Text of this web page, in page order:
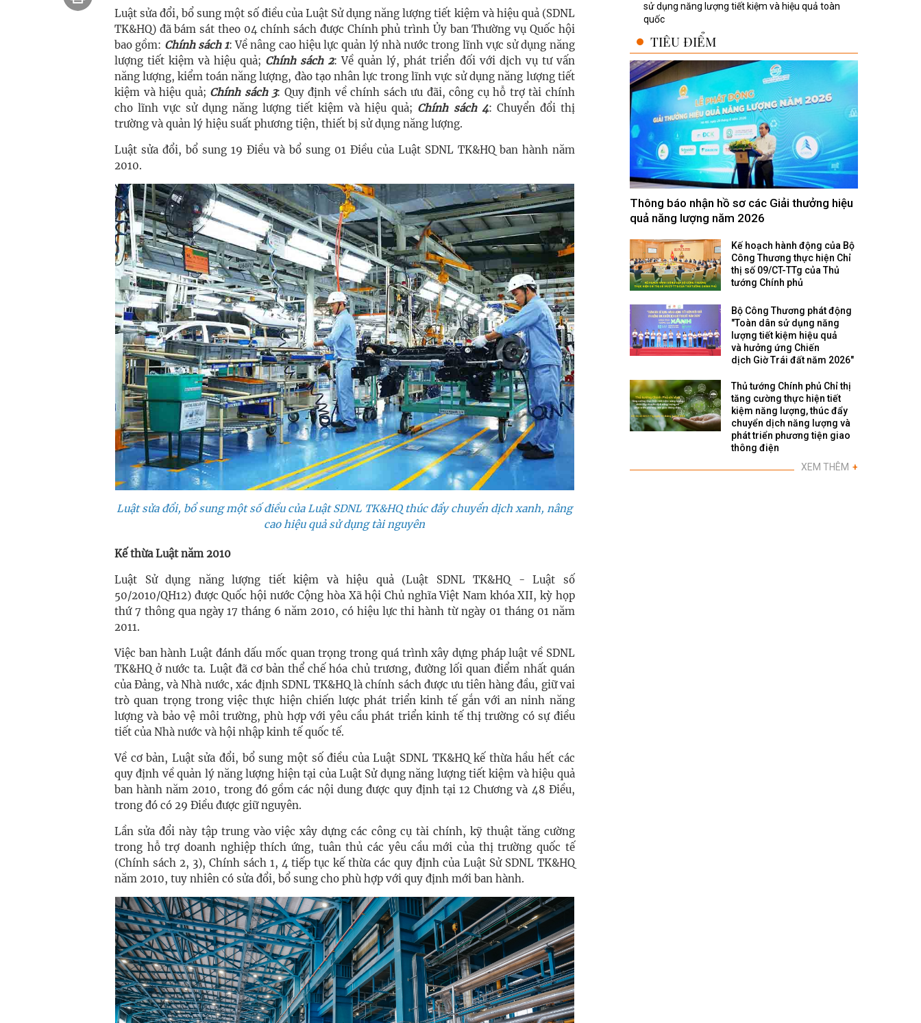
Luật sửa đổi, bổ sung một số điều của Luật Sử dụng năng lượng tiết kiệm và hiệu quả (SDNL
TK&HQ) đã bám sát theo 04 chính sách được Chính phủ trình Ủy ban Thường vụ Quốc hội
bao gồm: Chính sách 1: Về nâng cao hiệu lực quản lý nhà nước trong lĩnh vực sử dụng năng
lượng tiết kiệm và hiệu quả; Chính sách 2: Về quản lý, phát triển đối với dịch vụ tư vấn
năng lượng, kiểm toán năng lượng, đào tạo nhân lực trong lĩnh vực sử dụng năng lượng tiết
kiệm và hiệu quả; Chính sách 3: Quy định về chính sách ưu đãi, công cụ hỗ trợ tài chính
cho lĩnh vực sử dụng năng lượng tiết kiệm và hiệu quả; Chính sách 4: Chuyển đổi thị
trường và quản lý hiệu suất phương tiện, thiết bị sử dụng năng lượng.
Luật sửa đổi, bổ sung 19 Điều và bổ sung 01 Điều của Luật SDNL TK&HQ ban hành năm
2010.
Luật sửa đổi, bổ sung một số điều của Luật SDNL TK&HQ thúc đẩy chuyển dịch xanh, nâng
cao hiệu quả sử dụng tài nguyên
Kế thừa Luật năm 2010
Luật Sử dụng năng lượng tiết kiệm và hiệu quả (Luật SDNL TK&HQ - Luật số
50/2010/QH12) được Quốc hội nước Cộng hòa Xã hội Chủ nghĩa Việt Nam khóa XII, kỳ họp
thứ 7 thông qua ngày 17 tháng 6 năm 2010, có hiệu lực thi hành từ ngày 01 tháng 01 năm
2011.
Việc ban hành Luật đánh dấu mốc quan trọng trong quá trình xây dựng pháp luật về SDNL
TK&HQ ở nước ta. Luật đã cơ bản thể chế hóa chủ trương, đường lối quan điểm nhất quán
của Đảng, và Nhà nước, xác định SDNL TK&HQ là chính sách được ưu tiên hàng đầu, giữ vai
trò quan trọng trong việc thực hiện chiến lược phát triển kinh tế gắn với an ninh năng
lượng và bảo vệ môi trường, phù hợp với yêu cầu phát triển kinh tế thị trường có sự điều
tiết của Nhà nước và hội nhập kinh tế quốc tế.
Về cơ bản, Luật sửa đổi, bổ sung một số điều của Luật SDNL TK&HQ kế thừa hầu hết các
quy định về quản lý năng lượng hiện tại của Luật Sử dụng năng lượng tiết kiệm và hiệu quả
ban hành năm 2010, trong đó gồm các nội dung được quy định tại 12 Chương và 48 Điều,
trong đó có 29 Điều được giữ nguyên.
Lần sửa đổi này tập trung vào việc xây dựng các công cụ tài chính, kỹ thuật tăng cường
trong hỗ trợ doanh nghiệp thích ứng, tuân thủ các yêu cầu mới của thị trường quốc tế
(Chính sách 2, 3), Chính sách 1, 4 tiếp tục kế thừa các quy định của Luật Sử SDNL TK&HQ
năm 2010, tuy nhiên có sửa đổi, bổ sung cho phù hợp với quy định mới ban hành.
sử dụng năng lượng tiết kiệm và hiệu quả toàn
quốc
TIÊU ĐIỂM
Thông báo nhận hồ sơ các Giải thưởng hiệu
quả năng lượng năm 2026
Kế hoạch hành động của Bộ
Công Thương thực hiện Chỉ
thị số 09/CT-TTg của Thủ
tướng Chính phủ
Bộ Công Thương phát động
"Toàn dân sử dụng năng
lượng tiết kiệm hiệu quả
và hưởng ứng Chiến
dịch Giờ Trái đất năm 2026"
Thủ tướng Chính phủ Chỉ thị
tăng cường thực hiện tiết
kiệm năng lượng, thúc đẩy
chuyển dịch năng lượng và
phát triển phương tiện giao
thông điện
XEM THÊM +